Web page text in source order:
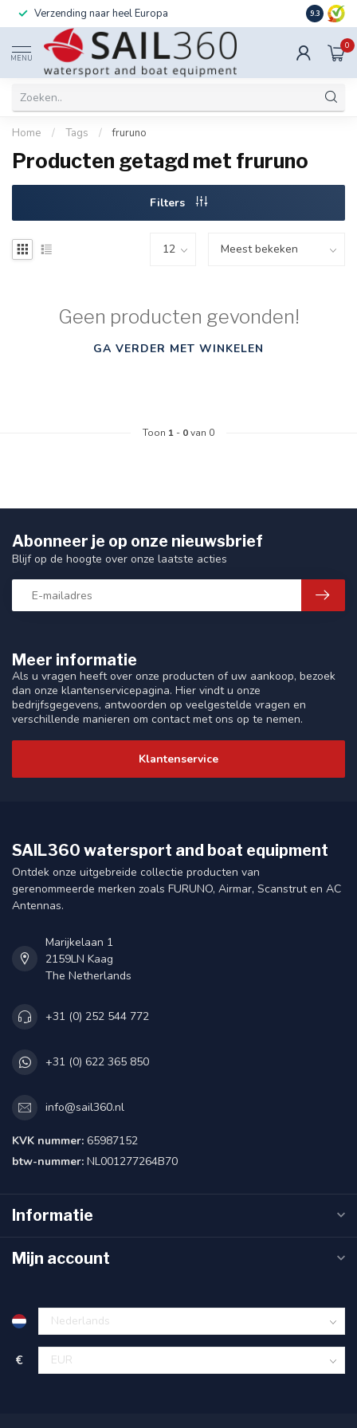
Verzending naar heel Europa Ook
9.3
MENU
0
Home / Tags / fruruno
Producten getagd met fruruno
Filters
Geen producten gevonden!
GA VERDER MET WINKELEN
Toon 1 - 0van 0
Meer informatie
Als u vragen heeft over onze producten of uw aankoop, bezoek
dan onze klantenservicepagina. Hier vindt u onze
bedrijfsgegevens, antwoorden op veelgestelde vragen en
verschillende manieren om contact met ons op te nemen.
Klantenservice
Abonneer je op onze nieuwsbrief
Blijf op de hoogte over onze laatste acties
SAIL360 watersport and boat equipment
Ontdek onze uitgebreide collectie producten van
gerenommeerde merken zoals FURUNO, Airmar, Scanstrut en AC
Antennas.
Marijkelaan 1
2159LN Kaag
The Netherlands
+31 (0) 252 544 772
+31 (0) 622 365 850
info@sail360.nl
KVK nummer: 65987152
btw-nummer: NL001277264B70
Informatie
Mijn account
€